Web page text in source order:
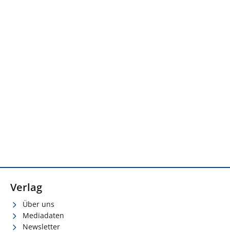
Verlag
Über uns
Mediadaten
Newsletter